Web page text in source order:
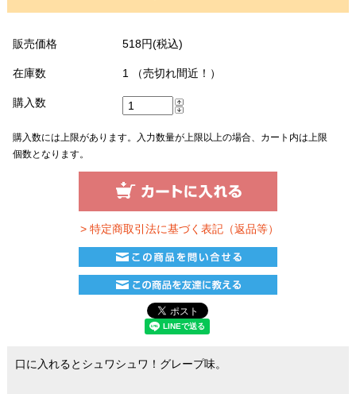
販売価格 518円(税込)
在庫数 1 （売切れ間近！）
購入数
購入数には上限があります。入力数量が上限以上の場合、カート内は上限
個数となります。
> 特定商取引法に基づく表記（返品等）
口に入れるとシュワシュワ！グレープ味。